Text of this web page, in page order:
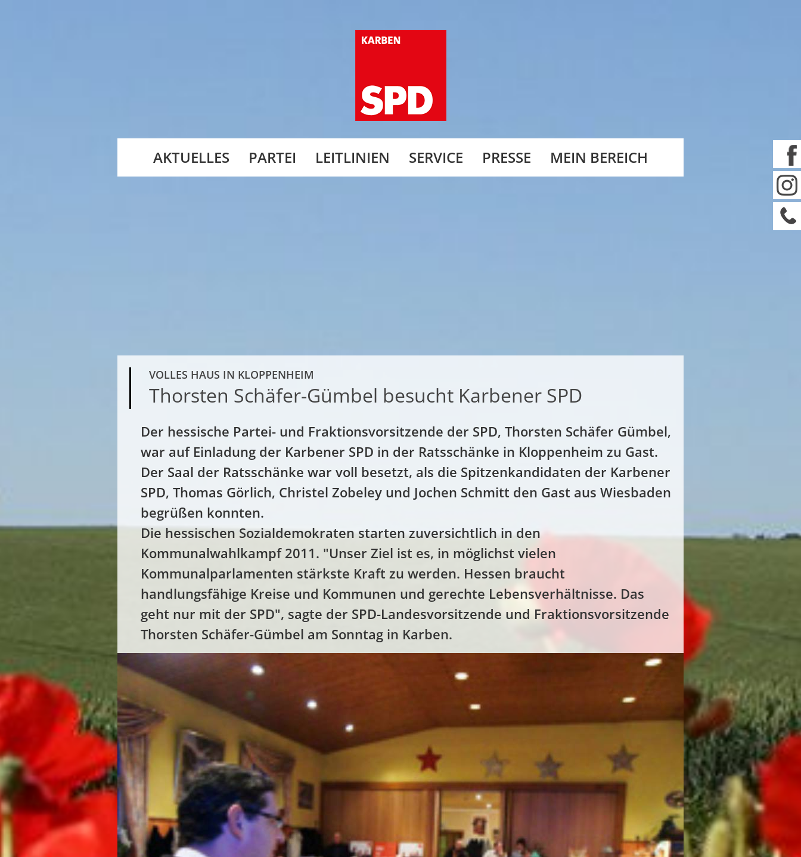
AKTUELLES PARTEI LEITLINIEN SERVICE PRESSE MEIN BEREICH
VOLLES HAUS IN KLOPPENHEIM
Thorsten Schäfer-Gümbel besucht Karbener SPD
Der hessische Partei- und Fraktionsvorsitzende der SPD, Thorsten Schäfer Gümbel,
war auf Einladung der Karbener SPD in der Ratsschänke in Kloppenheim zu Gast.
Der Saal der Ratsschänke war voll besetzt, als die Spitzenkandidaten der Karbener
SPD, Thomas Görlich, Christel Zobeley und Jochen Schmitt den Gast aus Wiesbaden
begrüßen konnten.
Die hessischen Sozialdemokraten starten zuversichtlich in den
Kommunalwahlkampf 2011. "Unser Ziel ist es, in möglichst vielen
Kommunalparlamenten stärkste Kraft zu werden. Hessen braucht
handlungsfähige Kreise und Kommunen und gerechte Lebensverhältnisse. Das
geht nur mit der SPD", sagte der SPD-Landesvorsitzende und Fraktionsvorsitzende
Thorsten Schäfer-Gümbel am Sonntag in Karben.